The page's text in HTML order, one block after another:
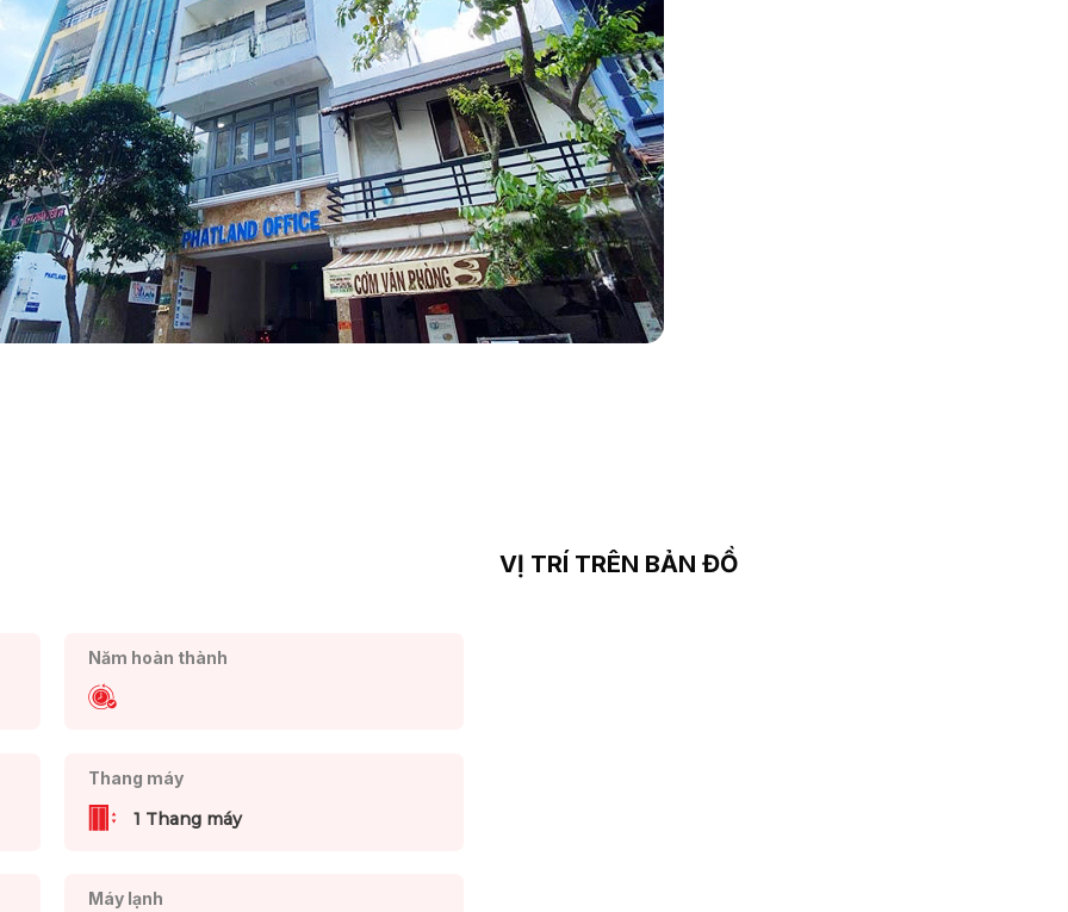
Năm hoàn thành
Thang máy
1 Thang máy
Máy lạnh
VỊ TRÍ TRÊN BẢN ĐỒ